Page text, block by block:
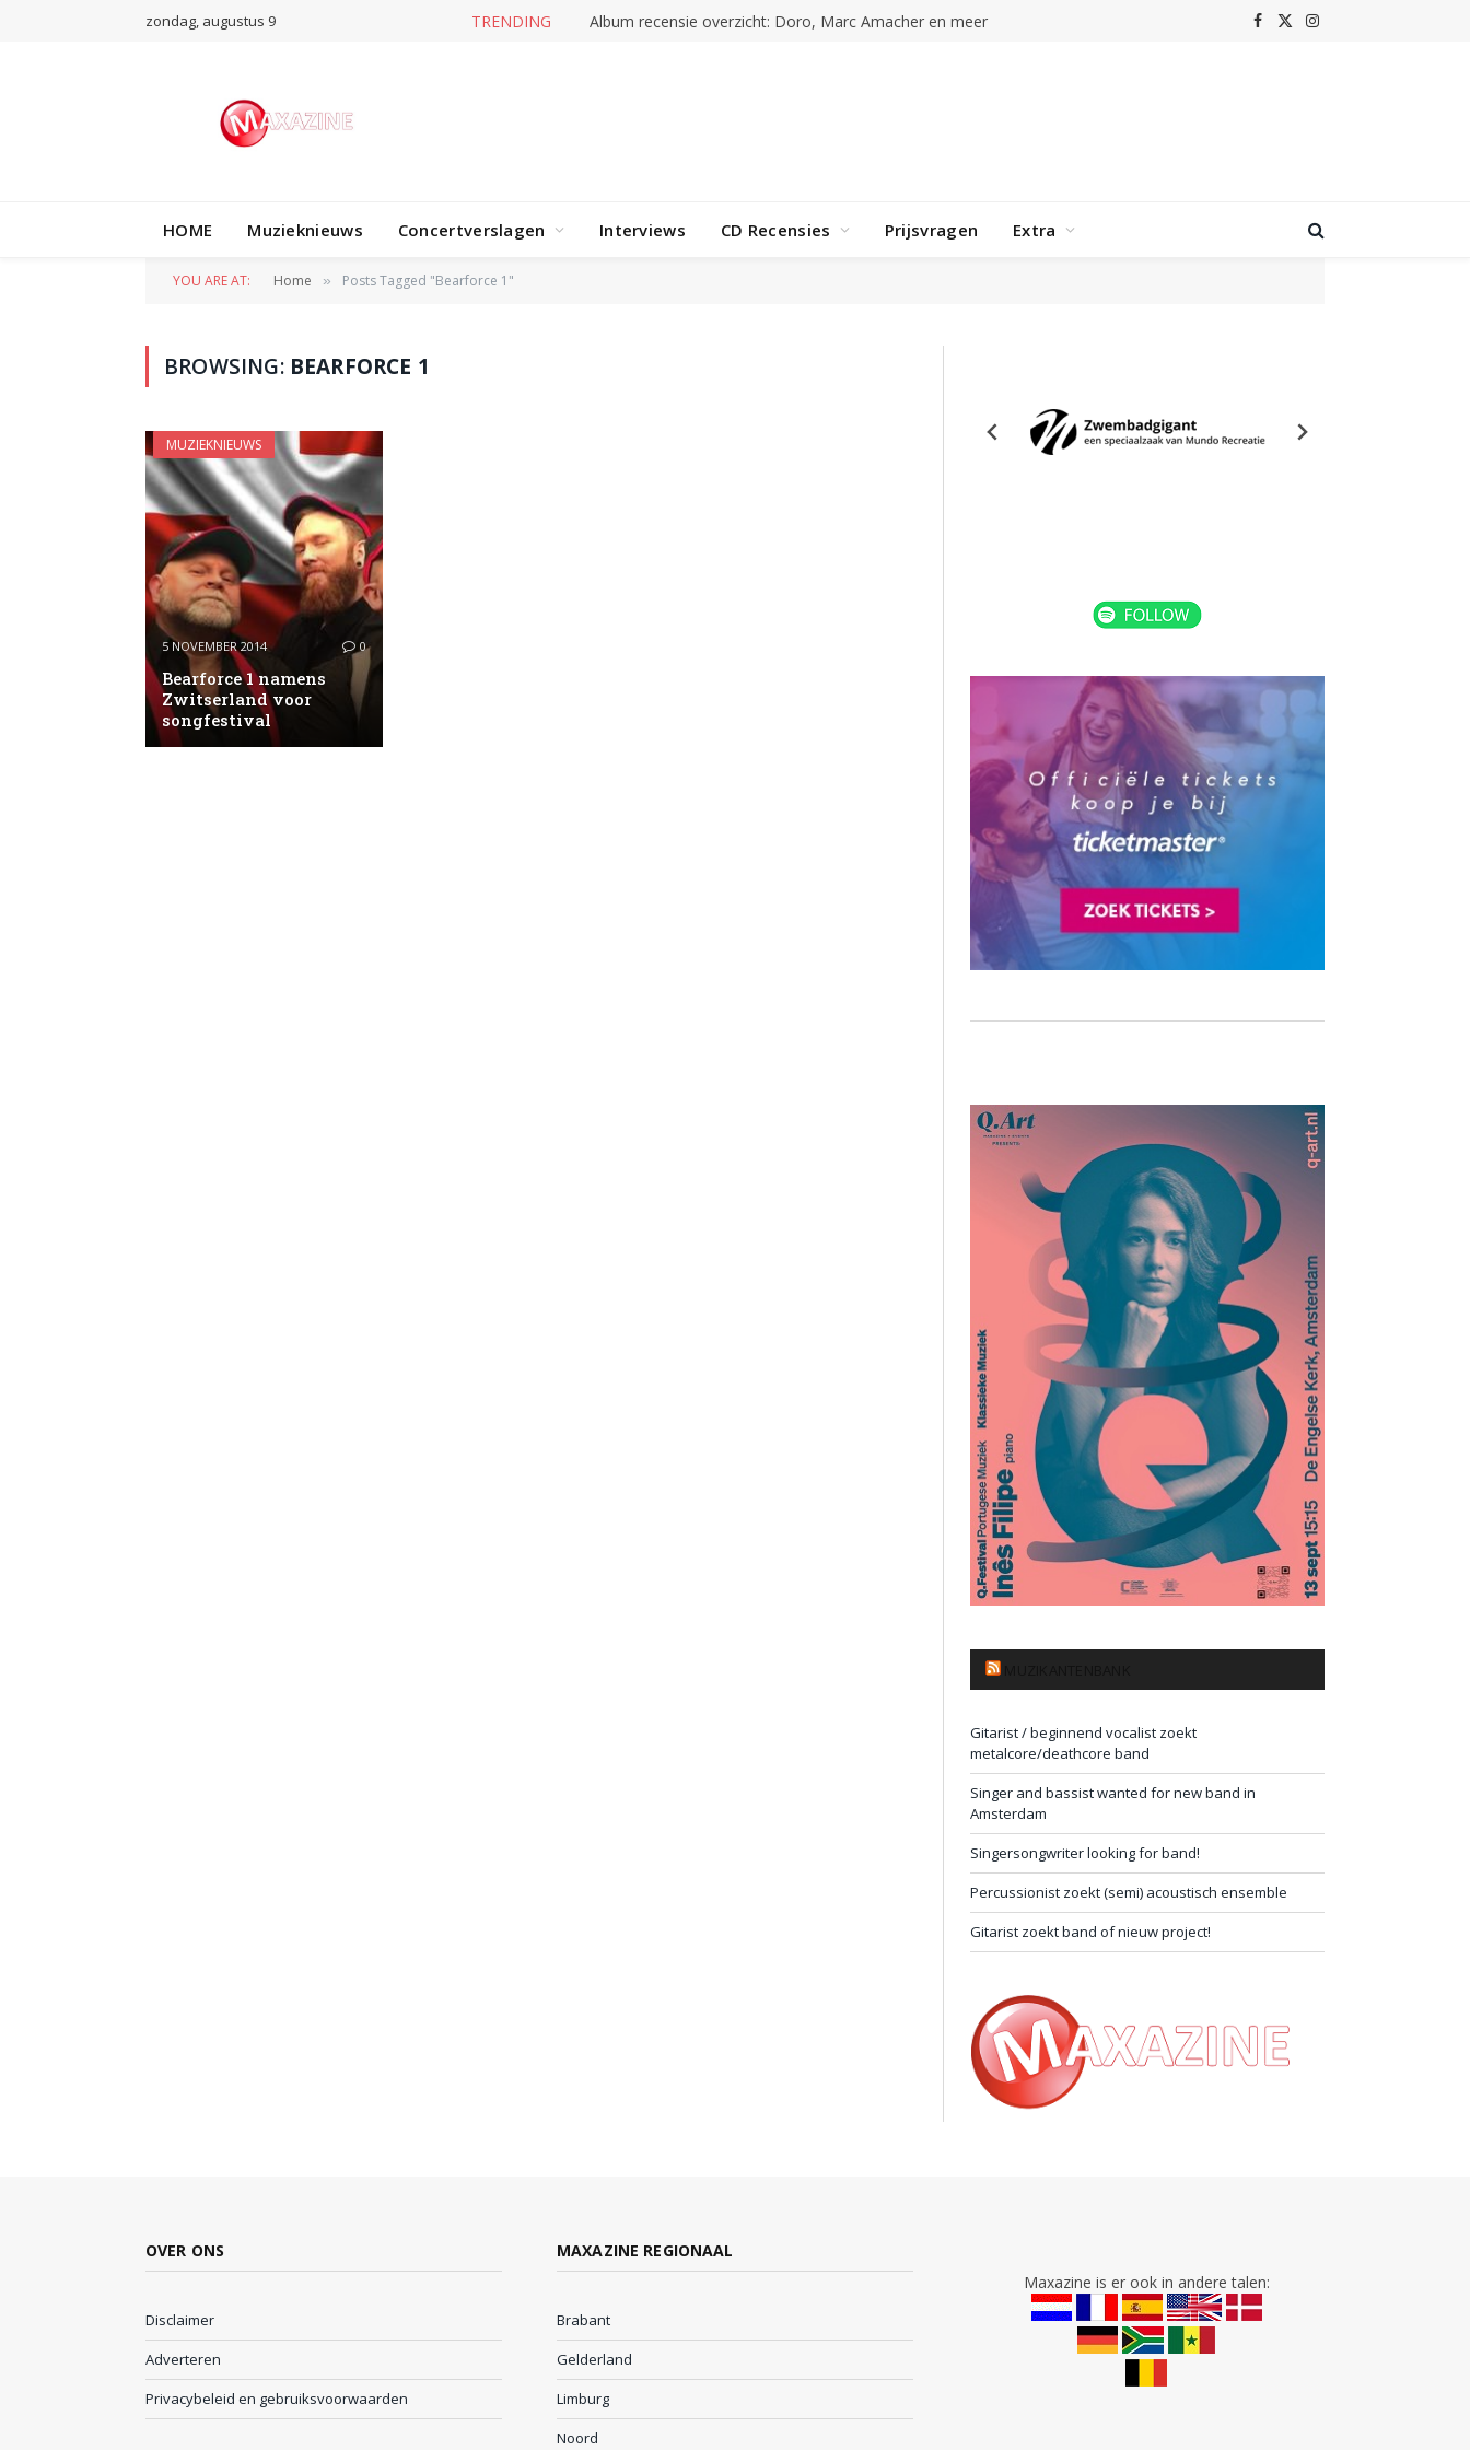
zondag, augustus 9 TRENDING Album recensie overzicht: Doro, Marc Amacher en meer Facebook
X
Instagram
HOME Muzieknieuws Concertverslagen Interviews CD Recensies Prijsvragen Extra
YOU ARE AT: Home » Posts Tagged "Bearforce 1"
BROWSING: BEARFORCE 1
MUZIEKNIEUWS
5 NOVEMBER 2014 0
Bearforce 1 namens
Zwitserland voor
songfestival
Gitarist / beginnend vocalist zoekt
metalcore/deathcore band
Singer and bassist wanted for new band in
Amsterdam
Singersongwriter looking for band!
Percussionist zoekt (semi) acoustisch ensemble
Gitarist zoekt band of nieuw project!
OVER ONS
Disclaimer
Adverteren
Privacybeleid en gebruiksvoorwaarden
MAXAZINE REGIONAAL
Brabant
Gelderland
Limburg
Noord
Maxazine is er ook in andere talen: